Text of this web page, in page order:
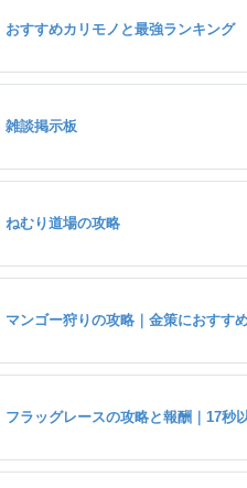
おすすめカリモノと最強ランキング
雑談掲示板
ねむり道場の攻略
マンゴー狩りの攻略｜金策におすす
フラッグレースの攻略と報酬｜17秒